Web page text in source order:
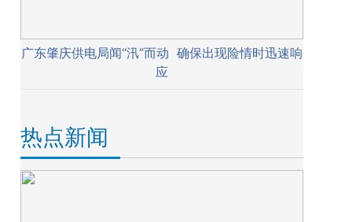
广东肇庆供电局闻“汛”而动 确保出现险情时迅速响
应
热点新闻